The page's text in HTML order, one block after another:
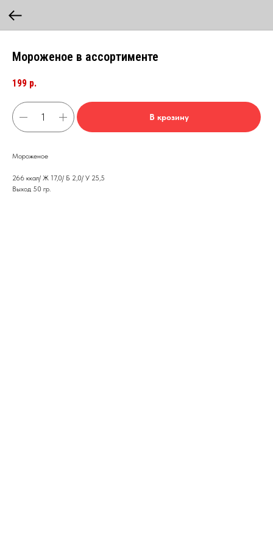
Мороженое в ассортименте
199 р.
В крозину
Мороженое
266 ккал/ Ж 17,0/ Б 2,0/ У 25,5
Выход 50 гр.